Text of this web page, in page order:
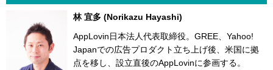
林 宜多 (Norikazu Hayashi)
AppLovin日本法人代表取締役。GREE、Yahoo!
Japanでの広告プロダクト立ち上げ後、米国に拠
点を移し、設立直後のAppLovinに参画する。